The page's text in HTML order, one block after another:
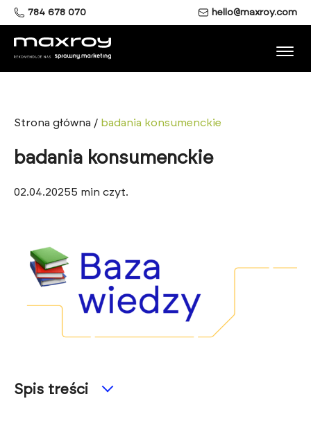
784 678 070 hello@maxroy.com
Strona główna / badania konsumenckie
badania konsumenckie
02.04.20255 min czyt.
Spis treści